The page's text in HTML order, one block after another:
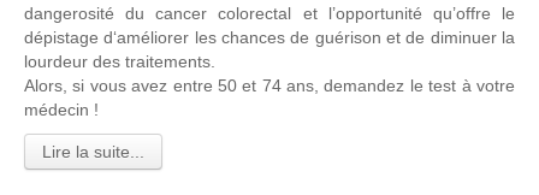
dangerosité du cancer colorectal et l’opportunité qu’offre le
dépistage d‘améliorer les chances de guérison et de diminuer la
lourdeur des traitements.
Alors, si vous avez entre 50 et 74 ans, demandez le test à votre
médecin !
Lire la suite...